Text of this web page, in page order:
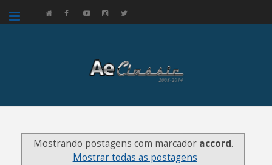
Mostrando postagens com marcador accord.
Mostrar todas as postagens